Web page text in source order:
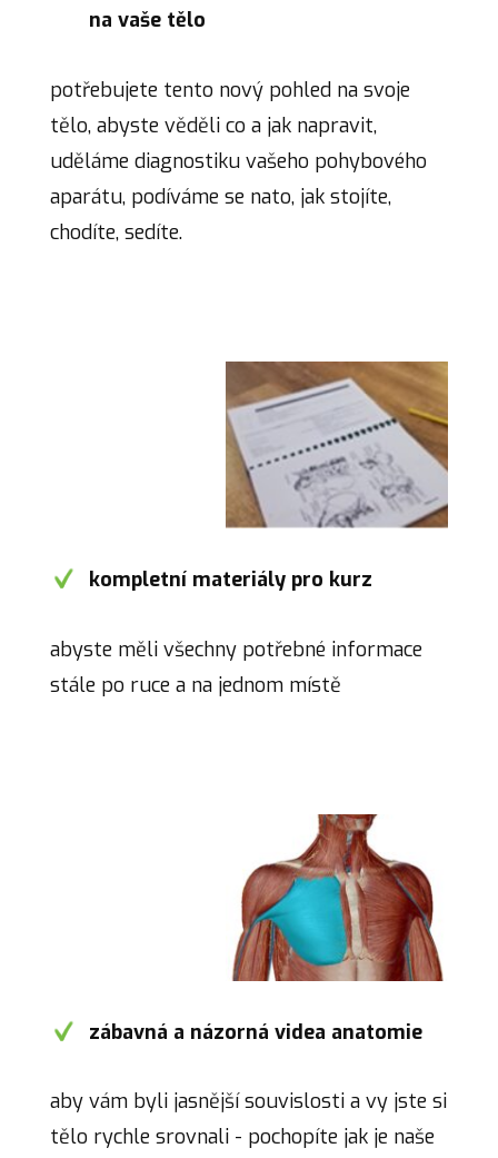
na vaše tělo
potřebujete tento nový pohled na svoje
tělo, abyste věděli co a jak napravit,
uděláme diagnostiku vašeho pohybového
aparátu, podíváme se nato, jak stojíte,
chodíte, sedíte.
kompletní materiály pro kurz
abyste měli všechny potřebné informace
stále po ruce a na jednom místě
zábavná a názorná videa anatomie
aby vám byli jasnější souvislosti a vy jste si
tělo rychle srovnali - pochopíte jak je naše